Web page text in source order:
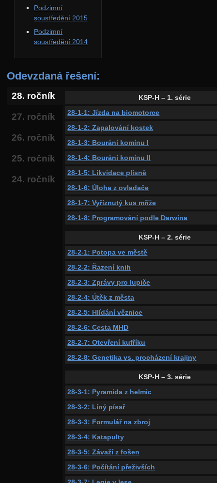
Podzimní
soustředění 2015
Podzimní
soustředění 2014
Odevzdaná řešení:
28. ročník
27. ročník
26. ročník
25. ročník
24. ročník
KSP-H – 1. série
28-1-1: Jízda na biomotorce
28-1-2: Zapalování kostek
28-1-3: Bourání komínu I
28-1-4: Bourání komínu II
28-1-5: Likvidace plísně
28-1-6: Úloha z ovladače
28-1-7: Vyříznutý kus mříže
28-1-8: Programování podle Darwina
KSP-H – 2. série
28-2-1: Potopa ve městě
28-2-2: Řazení knih
28-2-3: Zprávy pro lupiče
28-2-4: Útěk z města
28-2-5: Hlídání věznice
28-2-6: Cesta MHD
28-2-7: Otevření kufříku
28-2-8: Genetika vs. procházení krajiny
KSP-H – 3. série
28-3-1: Pyramida z helmic
28-3-2: Líný písař
28-3-3: Formulář na zbroj
28-3-4: Katapulty
28-3-5: Závaží z fošen
28-3-6: Počítání přeživších